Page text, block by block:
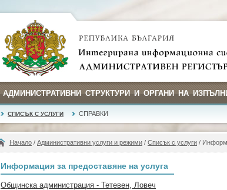
АДМИНИСТРАТИВНИ СТРУКТУРИ И ОРГАНИ НА
СПИСЪК С УСЛУГИ СПРАВКИ
Начало / Административни услуги и режими / Списък с услуги /
Информация за предоставяне на услуга
Общинска администрация - Тетевен, Ловеч